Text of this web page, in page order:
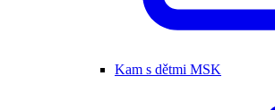
Kam s dětmi MSK